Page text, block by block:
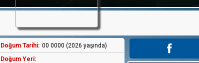
Doğum Tarihi: 00 0000 (2026 yaşında)
Doğum Yeri: